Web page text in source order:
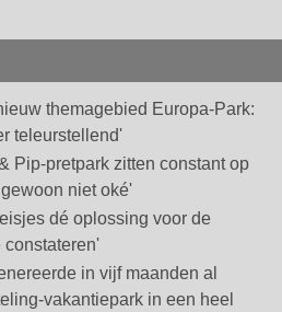
themagebied Europa-Park:
teleurstellend'
Pip-pretpark zitten constant op
niet oké'
dé oplossing voor de
constateren'
in vijf maanden al
vakantiepark in een heel